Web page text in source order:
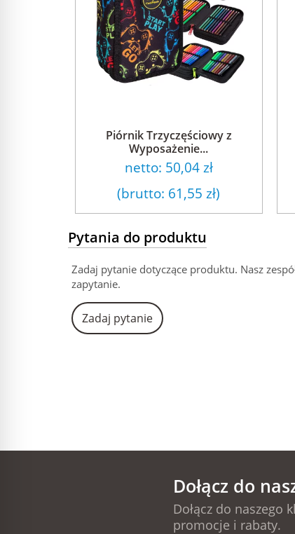
Piórnik Trzyczęściowy z
Wyposażenie...
netto: 50,04 zł
(brutto: 61,55 zł)
Pytania do produktu
Zadaj pytanie dotyczące produktu. Nasz
zapytanie.
Zadaj pytanie
Dołącz do
Dołącz do naszego
promocje i rabaty.